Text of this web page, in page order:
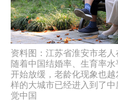
资料图：江苏省淮安市老人
随着中国结婚率、生育率
开始放缓，老龄化现象也
样的大城市已经进入到了
觉中国